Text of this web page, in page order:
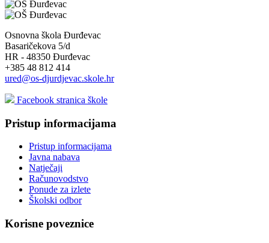
Osnovna škola Đurđevac
Basaričekova 5/d
HR - 48350 Đurđevac
+385 48 812 414
ured@os-djurdjevac.skole.hr
Facebook stranica škole
Pristup informacijama
Pristup informacijama
Javna nabava
Natječaji
Računovodstvo
Ponude za izlete
Školski odbor
Korisne poveznice